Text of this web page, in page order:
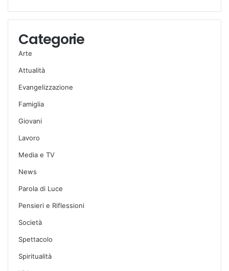
Categorie
Arte
Attualità
Evangelizzazione
Famiglia
Giovani
Lavoro
Media e TV
News
Parola di Luce
Pensieri e Riflessioni
Società
Spettacolo
Spiritualità